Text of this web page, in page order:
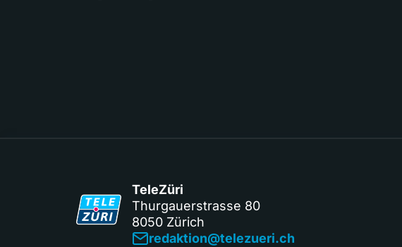
TeleZüri
Thurgauerstrasse 80
8050 Zürich
redaktion@telezueri.ch